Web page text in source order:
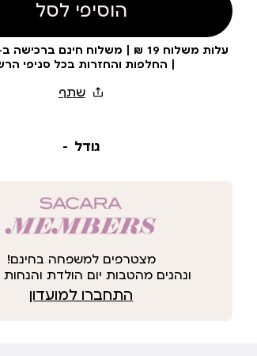
הוסיפי לסל
| החלפות והחזרות בכל סניפי
גודל
מצטרפים למשפחה בחינם!
ונהנים מהטבות יום הולדת והנחות
התחברו למועדון